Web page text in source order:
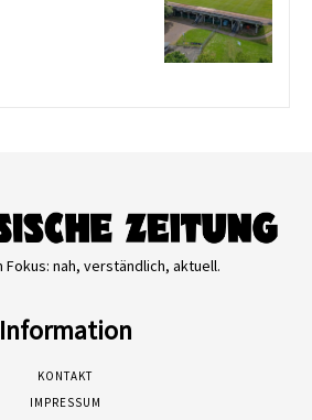
Fokus: nah, verständlich, aktuell.
Information
KONTAKT
IMPRESSUM